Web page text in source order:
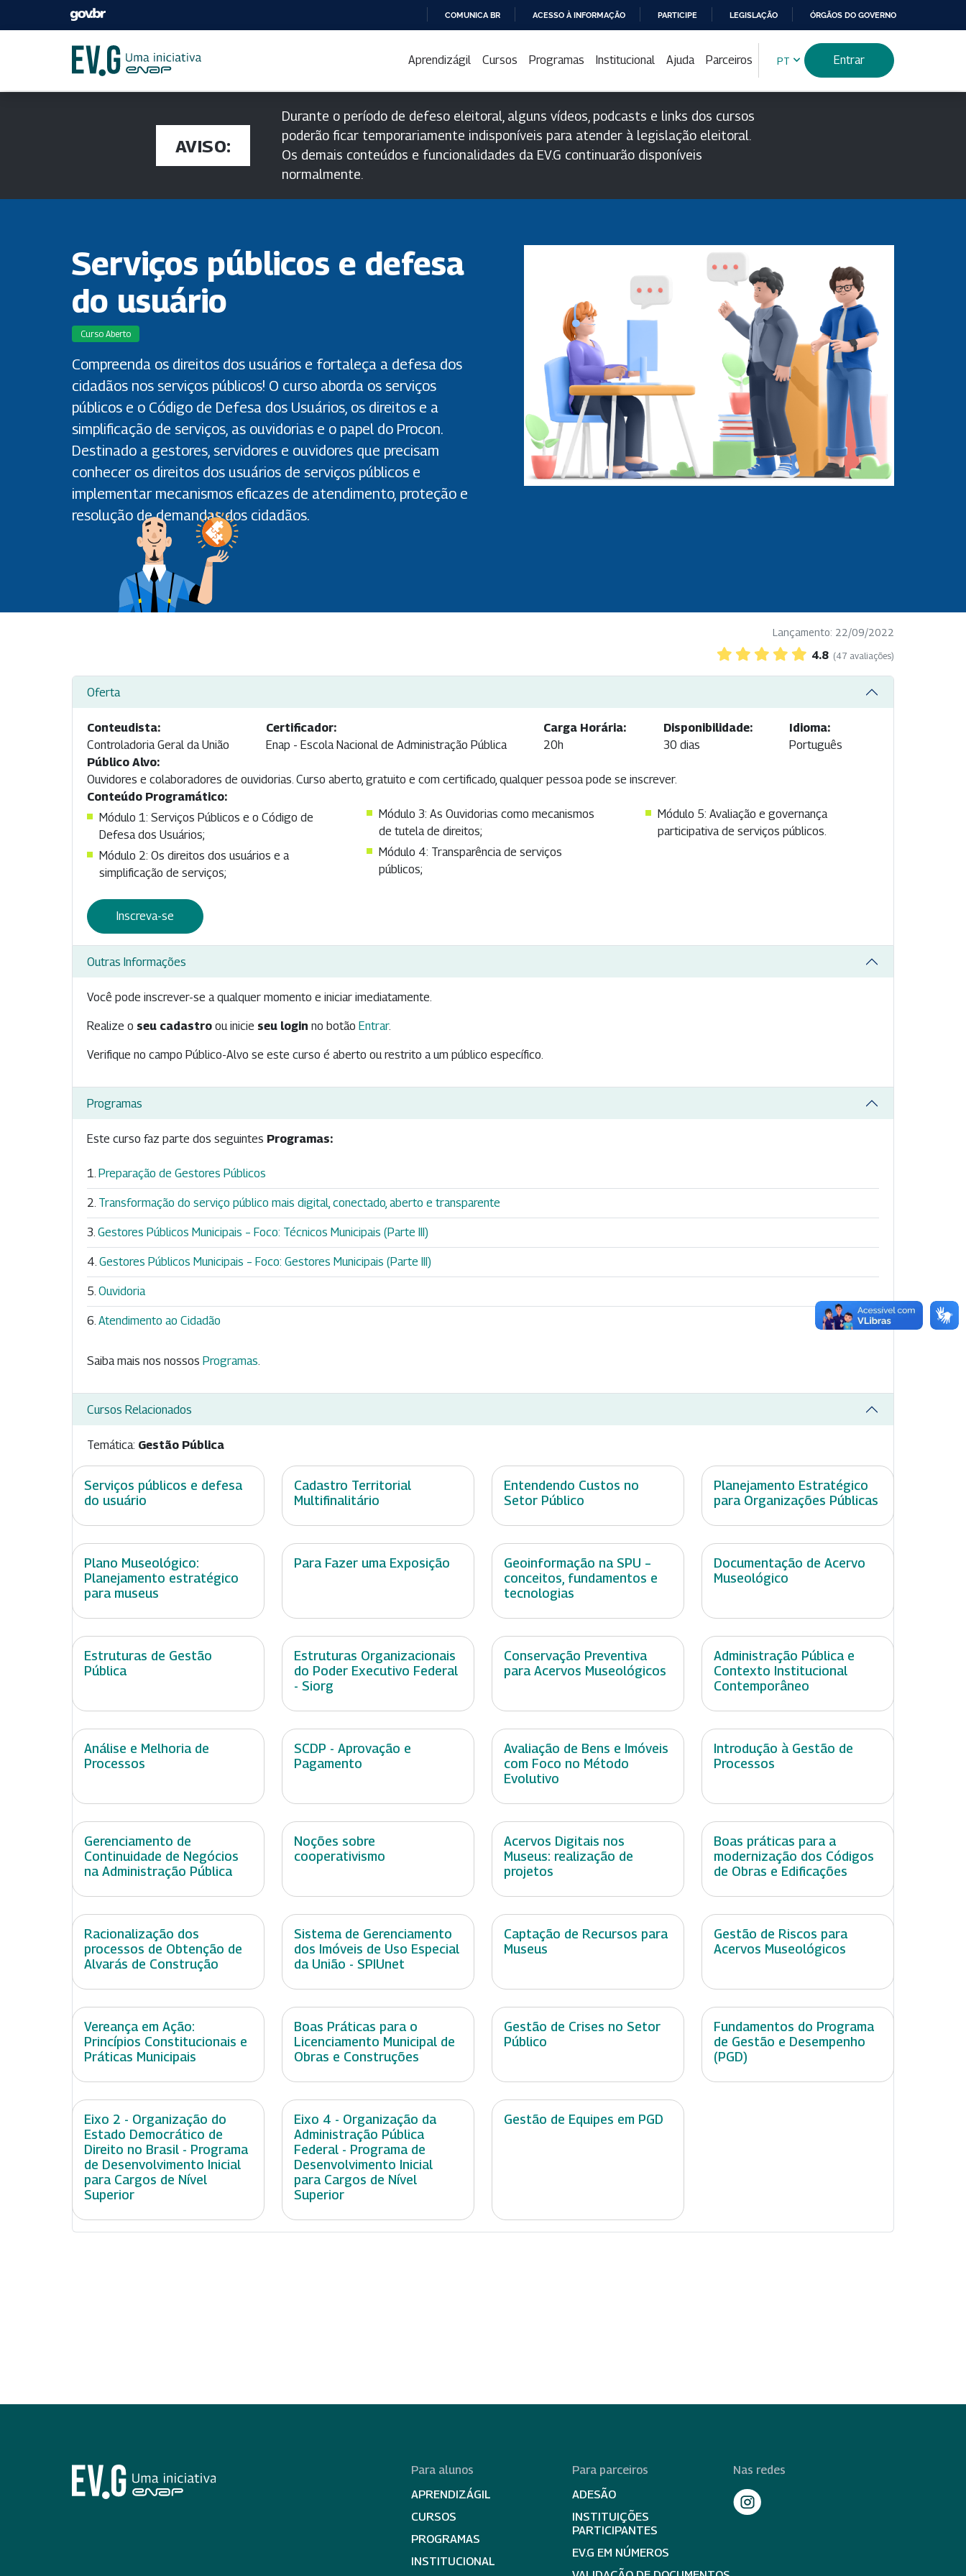
PARA
CONTEÚDO
COMUNICA BR ACESSO À INFORMAÇÃO PARTICIPE LEGISLAÇÃO ÓRGÃOS DO GOVERNO
Aprendizágil Cursos Programas Institucional Ajuda Parceiros PT Entrar
AVISO:
Durante o período de defeso eleitoral, alguns vídeos, podcasts e links dos cursos
poderão ficar temporariamente indisponíveis para atender à legislação eleitoral.
Os demais conteúdos e funcionalidades da EV.G continuarão disponíveis
normalmente.
Serviços públicos e defesa
do usuário
Curso Aberto
Compreenda os direitos dos usuários e fortaleça a defesa dos
cidadãos nos serviços públicos! O curso aborda os serviços
públicos e o Código de Defesa dos Usuários, os direitos e a
simplificação de serviços, as ouvidorias e o papel do Procon.
Destinado a gestores, servidores e ouvidores que precisam
conhecer os direitos dos usuários de serviços públicos e
implementar mecanismos eficazes de atendimento, proteção e
resolução de demandas dos cidadãos.
Lançamento: 22/09/2022
4.8 (47 avaliações)
Oferta
Conteudista:
Controladoria Geral da União
Certificador:
Enap - Escola Nacional de Administração Pública
Carga Horária:
20h
Disponibilidade:
30 dias
Idioma:
Português
Público Alvo:
Ouvidores e colaboradores de ouvidorias. Curso aberto, gratuito e com certificado, qualquer pessoa pode se inscrever.
Conteúdo Programático:
Módulo 1: Serviços Públicos e o Código de
Defesa dos Usuários;
Módulo 2: Os direitos dos usuários e a
simplificação de serviços;
Módulo 3: As Ouvidorias como mecanismos
de tutela de direitos;
Módulo 4: Transparência de serviços
públicos;
Módulo 5: Avaliação e governança
participativa de serviços públicos.
Inscreva-se
Outras Informações
Você pode inscrever-se a qualquer momento e iniciar imediatamente.
Realize o seu cadastro ou inicie seu login no botão Entrar.
Verifique no campo Público-Alvo se este curso é aberto ou restrito a um público específico.
Programas
Este curso faz parte dos seguintes Programas:
Preparação de Gestores Públicos
Transformação do serviço público mais digital, conectado, aberto e transparente
Gestores Públicos Municipais – Foco: Técnicos Municipais (Parte III)
Gestores Públicos Municipais – Foco: Gestores Municipais (Parte III)
Ouvidoria
Atendimento ao Cidadão
Saiba mais nos nossos Programas.
Cursos Relacionados
Temática: Gestão Pública
Serviços públicos e defesa
do usuário
Cadastro Territorial
Multifinalitário
Entendendo Custos no
Setor Público
Planejamento Estratégico
para Organizações Públicas
Plano Museológico:
Planejamento estratégico
para museus
Para Fazer uma Exposição
Geoinformação na SPU –
conceitos, fundamentos e
tecnologias
Documentação de Acervo
Museológico
Estruturas de Gestão
Pública
Estruturas Organizacionais
do Poder Executivo Federal
- Siorg
Conservação Preventiva
para Acervos Museológicos
Administração Pública e
Contexto Institucional
Contemporâneo
Análise e Melhoria de
Processos
SCDP - Aprovação e
Pagamento
Avaliação de Bens e Imóveis
com Foco no Método
Evolutivo
Introdução à Gestão de
Processos
Gerenciamento de
Continuidade de Negócios
na Administração Pública
Noções sobre
cooperativismo
Acervos Digitais nos
Museus: realização de
projetos
Boas práticas para a
modernização dos Códigos
de Obras e Edificações
Racionalização dos
processos de Obtenção de
Alvarás de Construção
Sistema de Gerenciamento
dos Imóveis de Uso Especial
da União - SPIUnet
Captação de Recursos para
Museus
Gestão de Riscos para
Acervos Museológicos
Vereança em Ação:
Princípios Constitucionais e
Práticas Municipais
Boas Práticas para o
Licenciamento Municipal de
Obras e Construções
Gestão de Crises no Setor
Público
Fundamentos do Programa
de Gestão e Desempenho
(PGD)
Eixo 2 - Organização do
Estado Democrático de
Direito no Brasil - Programa
de Desenvolvimento Inicial
para Cargos de Nível
Superior
Eixo 4 - Organização da
Administração Pública
Federal - Programa de
Desenvolvimento Inicial
para Cargos de Nível
Superior
Gestão de Equipes em PGD
Para alunos
APRENDIZÁGIL
CURSOS
PROGRAMAS
INSTITUCIONAL
Para parceiros
ADESÃO
INSTITUIÇÕES
PARTICIPANTES
EV.G EM NÚMEROS
Nas redes